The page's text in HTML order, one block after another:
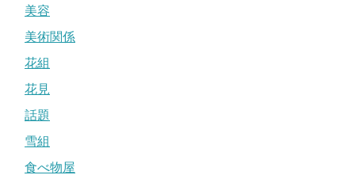
美容
美術関係
花組
花見
話題
雪組
食べ物屋